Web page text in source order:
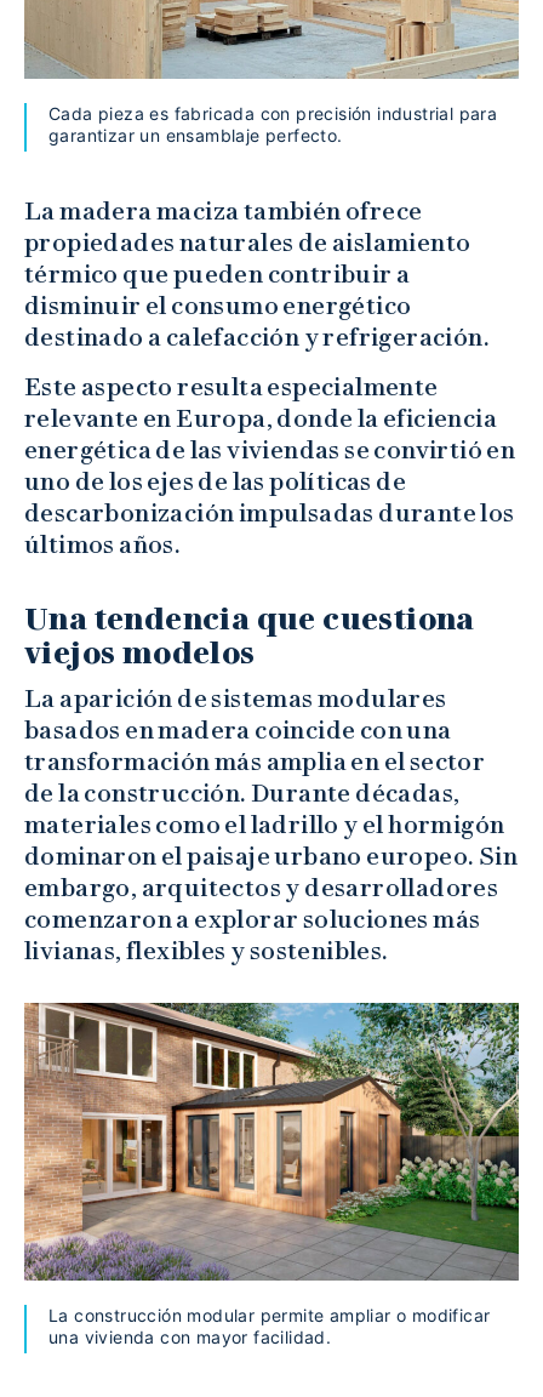
Cada pieza es fabricada con precisión industrial para
garantizar un ensamblaje perfecto.
La madera maciza también ofrece
propiedades naturales de aislamiento
térmico que pueden contribuir a
disminuir el consumo energético
destinado a calefacción y refrigeración.
Este aspecto resulta especialmente
relevante en Europa, donde la eficiencia
energética de las viviendas se convirtió en
uno de los ejes de las políticas de
descarbonización impulsadas durante los
últimos años.
Una tendencia que cuestiona
viejos modelos
La aparición de sistemas modulares
basados en madera coincide con una
transformación más amplia en el sector
de la construcción. Durante décadas,
materiales como el ladrillo y el hormigón
dominaron el paisaje urbano europeo. Sin
embargo, arquitectos y desarrolladores
comenzaron a explorar soluciones más
livianas, flexibles y sostenibles.
La construcción modular permite ampliar o modificar
una vivienda con mayor facilidad.